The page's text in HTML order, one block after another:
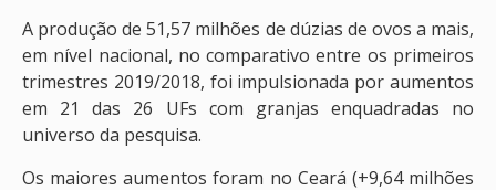
A produção de 51,57 milhões de dúzias de ovos a mais,
em nível nacional, no comparativo entre os primeiros
trimestres 2019/2018, foi impulsionada por aumentos
em 21 das 26 UFs com granjas enquadradas no
universo da pesquisa.
Os maiores aumentos foram no Ceará (+9,64 milhões